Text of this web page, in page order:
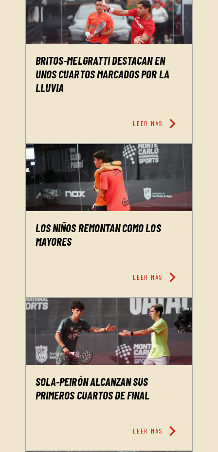
BRITOS-MELGRATTI DESTACAN EN
UNOS CUARTOS MARCADOS POR LA
LLUVIA
LEER MÁS chevron_right
LOS NIÑOS REMONTAN COMO LOS
MAYORES
LEER MÁS chevron_right
SOLA-PEIRÓN ALCANZAN SUS
PRIMEROS CUARTOS DE FINAL
LEER MÁS chevron_right